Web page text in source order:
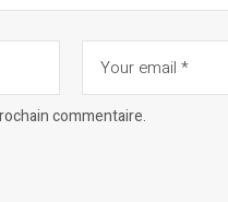
commentaire.